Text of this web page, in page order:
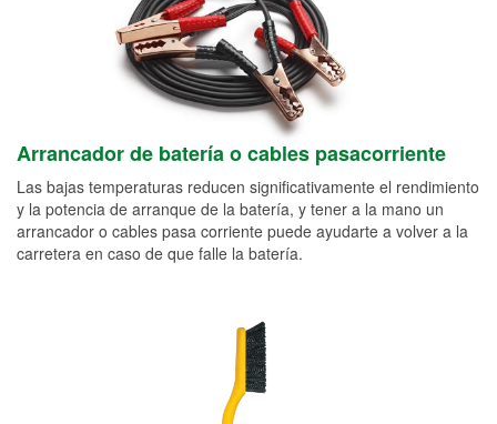
Arrancador de batería o cables pasacorriente
Las bajas temperaturas reducen significativamente el rendimiento
y la potencia de arranque de la batería, y tener a la mano un
arrancador o cables pasa corriente puede ayudarte a volver a la
carretera en caso de que falle la batería.